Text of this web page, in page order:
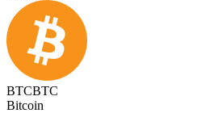
BTCBTC
Bitcoin